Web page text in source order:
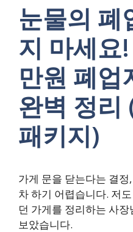
눈물의 폐
지 마세요
만원 폐업
완벽 정리
패키지)
가게 문을 닫는다는 결
차 하기 어렵습니다. 저
던 가게를 정리하는 사
보았습니다.